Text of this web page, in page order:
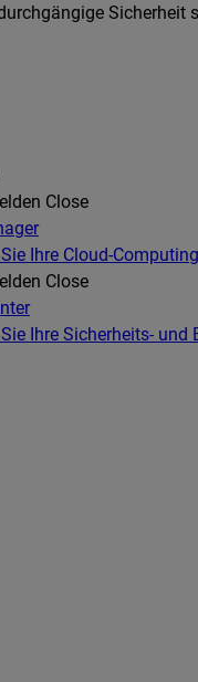
Sicherheit
Close
Ihre Cloud-
Close
Ihre Sicherheits- und